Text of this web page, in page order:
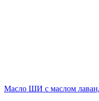
Масло ШИ с маслом